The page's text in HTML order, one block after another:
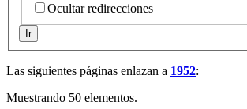
Ocultar redirecciones
Ir
Las siguientes páginas enlazan a 1952:
Muestrando 50 elementos.